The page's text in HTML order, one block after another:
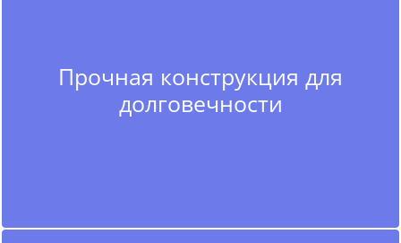
Прочная конструкция для
долговечности